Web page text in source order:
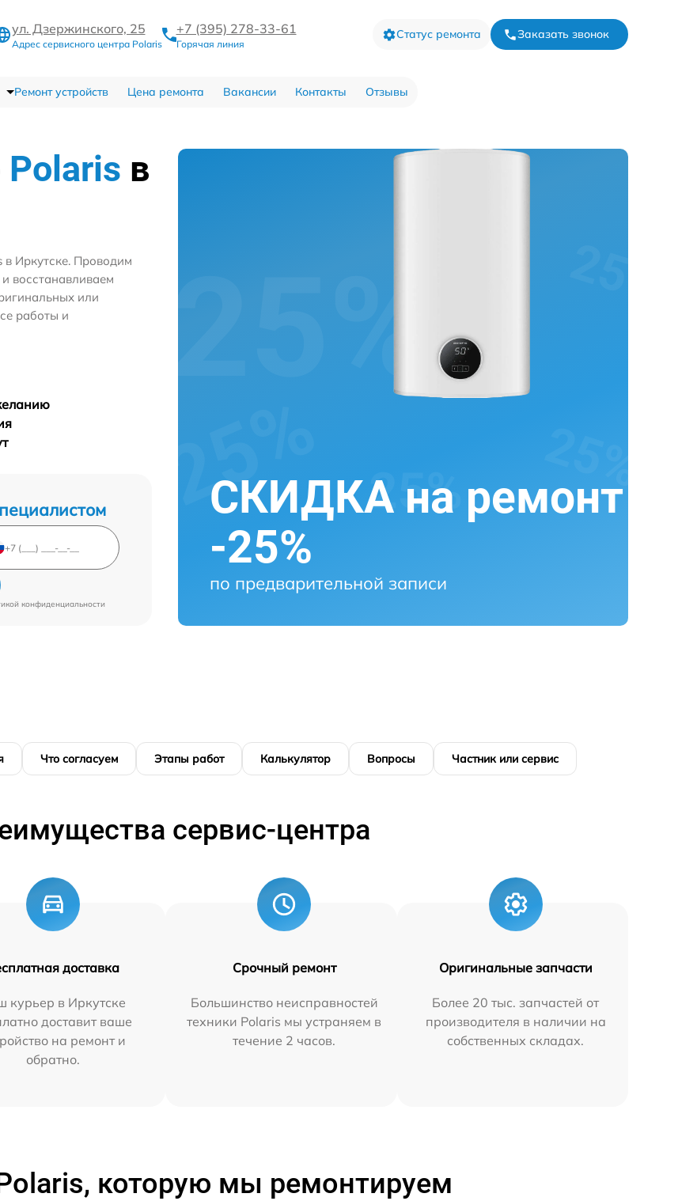
ул. Дзержинского, 25
Адрес сервисного центра Polaris
+7 (395) 278-33-61
Горячая линия
Статус ремонта Заказать звонок
Ремонт устройств Цена ремонта Вакансии Контакты Отзывы
Polaris в
конфиденциальности
в Иркутске. Проводим
восстанавливаем
или
работы и
СКИДКА на ремонт
-25%
по предварительной записи
Что согласуем Этапы работ Калькулятор Вопросы Частник или сервис
сервис-центра
доставка
курьер в Иркутске
доставит ваше
на ремонт и
обратно.
Срочный ремонт
Большинство неисправностей
техники Polaris мы устраняем в
течение 2 часов.
Оригинальные запчасти
Более 20 тыс. запчастей от
производителя в наличии на
собственных складах.
которую мы ремонтируем